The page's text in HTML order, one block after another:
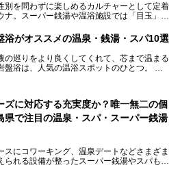
別を問わずに楽しめるカルチャーとして定着
ナ。スーパー銭湯や温浴施設では「目玉」と
部を温めて発汗を促すサウナは、リフレッシ
ん、代謝が高まり健康や美容にも良い影響が
今回はそんなサウナにこだわった、広島県内
・銭湯・スパ10ヶ所を紹介させていただき
浴がオススメの温泉・銭湯・スパ10選
の巡りをより良くしてくれて、芯まで温まる
盤浴は、人気の温浴スポットのひとつ。
ススメの温泉・銭湯・スパをご紹介していき
ズに対応する充実度か？唯一無二の個
県で注目の温泉・スパ・スーパー銭湯
スにコワーキング、温泉デートなどさまざま
られる設備が整ったスーパー銭湯やスパも、